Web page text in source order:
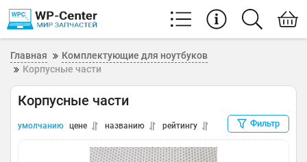
Главная
Комплектующие для ноутбуков
Корпусные части
Корпусные части
умолчанию цене названию рейтингу Фильтр